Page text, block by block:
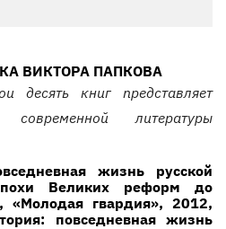
ВИКТОРА ПАПКОВА
десять книг представляет
современной литературы
жизнь русской
Великих реформ до
«Молодая гвардия», 2012,
повседневная жизнь